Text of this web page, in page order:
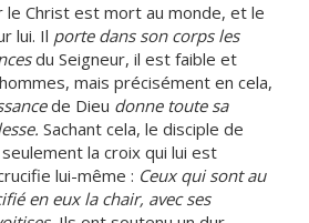
le Christ est mort au monde, et le
lui. Il porte dans son corps les
du Seigneur, il est faible et
mais précisément en cela,
de Dieu donne toute sa
Sachant cela, le disciple de
seulement la croix qui lui est
lui-même : Ceux qui sont au
en eux la chair, avec ses